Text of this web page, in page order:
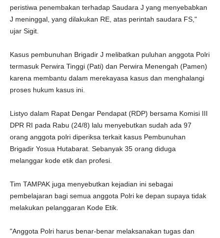
peristiwa penembakan terhadap Saudara J yang menyebabkan
J meninggal, yang dilakukan RE, atas perintah saudara FS,"
ujar Sigit.
Kasus pembunuhan Brigadir J melibatkan puluhan anggota Polri
termasuk Perwira Tinggi (Pati) dan Perwira Menengah (Pamen)
karena membantu dalam merekayasa kasus dan menghalangi
proses hukum kasus ini.
Listyo dalam Rapat Dengar Pendapat (RDP) bersama Komisi III
DPR RI pada Rabu (24/8) lalu menyebutkan sudah ada 97
orang anggota polri diperiksa terkait kasus Pembunuhan
Brigadir Yosua Hutabarat. Sebanyak 35 orang diduga
melanggar kode etik dan profesi.
Tim TAMPAK juga menyebutkan kejadian ini sebagai
pembelajaran bagi semua anggota Polri ke depan supaya tidak
melakukan pelanggaran Kode Etik.
"Anggota Polri harus benar-benar melaksanakan tugas dan